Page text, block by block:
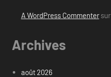
A WordPress Commentersur
Archives
août 2026